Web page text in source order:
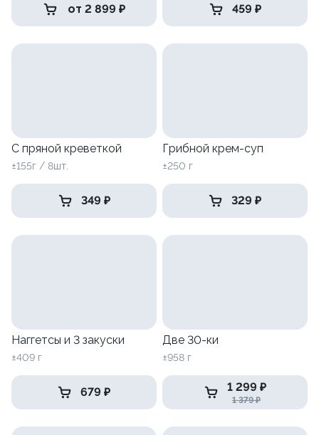
от 2 899 ₽ 459 ₽
С пряной креветкой
±155г / 8шт.
349 ₽
Грибной крем-суп
±250 г
329 ₽
Наггетсы и 3 закуски
±409 г
679 ₽
Две 30-ки
±958 г
1 299 ₽
1 379 ₽